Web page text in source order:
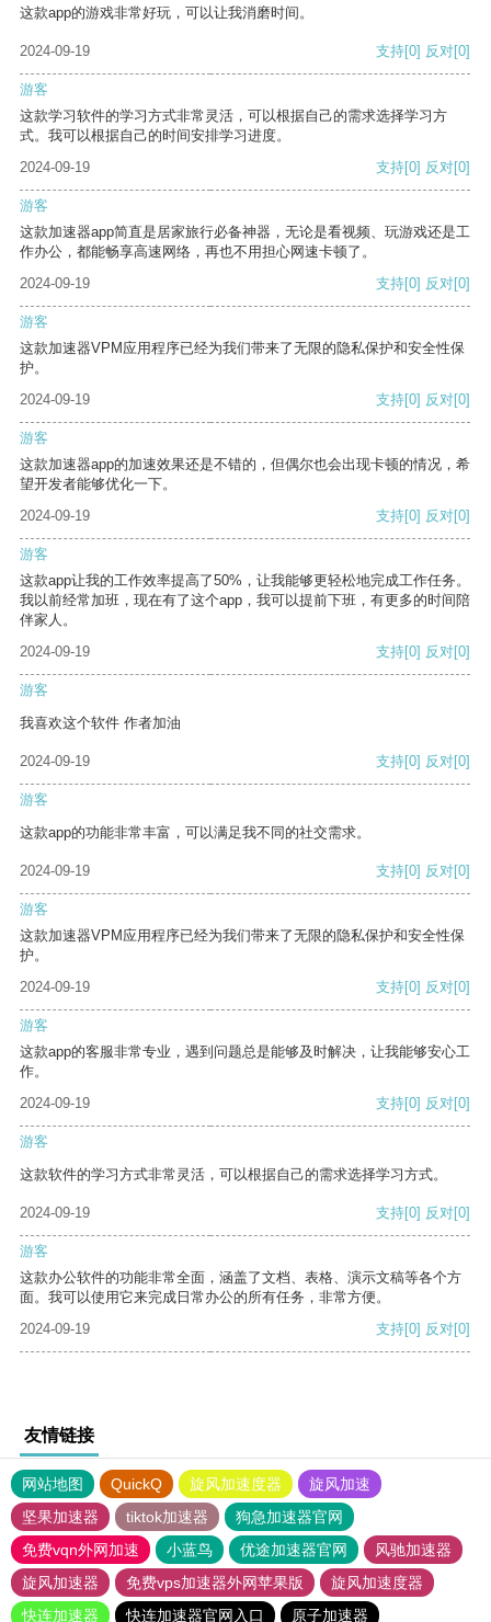
这款app的游戏非常好玩，可以让我消磨时间。
2024-09-19 支持[0] 反对[0]
游客
这款学习软件的学习方式非常灵活，可以根据自己的需求选择学习方
式。我可以根据自己的时间安排学习进度。
2024-09-19
支持[0] 反对[0]
游客
这款加速器app简直是居家旅行必备神器，无论是看视频、玩游戏还是工
作办公，都能畅享高速网络，再也不用担心网速卡顿了。
2024-09-19
支持[0] 反对[0]
游客
这款加速器VPM应用程序已经为我们带来了无限的隐私保护和安全性保
护。
2024-09-19
支持[0] 反对[0]
游客
这款加速器app的加速效果还是不错的，但偶尔也会出现卡顿的情况，希
望开发者能够优化一下。
2024-09-19
支持[0] 反对[0]
游客
这款app让我的工作效率提高了50%，让我能够更轻松地完成工作任务。
我以前经常加班，现在有了这个app，我可以提前下班，有更多的时间陪
伴家人。
2024-09-19
支持[0] 反对[0]
游客
我喜欢这个软件 作者加油
2024-09-19 支持[0] 反对[0]
游客
这款app的功能非常丰富，可以满足我不同的社交需求。
2024-09-19 支持[0] 反对[0]
游客
这款加速器VPM应用程序已经为我们带来了无限的隐私保护和安全性保
护。
2024-09-19
支持[0] 反对[0]
游客
这款app的客服非常专业，遇到问题总是能够及时解决，让我能够安心工
作。
2024-09-19
支持[0] 反对[0]
游客
这款软件的学习方式非常灵活，可以根据自己的需求选择学习方式。
2024-09-19 支持[0] 反对[0]
游客
这款办公软件的功能非常全面，涵盖了文档、表格、演示文稿等各个方
面。我可以使用它来完成日常办公的所有任务，非常方便。
2024-09-19
支持[0] 反对[0]
友情链接
网站地图 QuickQ 旋风加速度器
旋风加速
坚果加速器
tiktok加速器
狗急加速器官网
免费vqn外网加速
小蓝鸟 优途加速器官网
风驰加速器
旋风加速器
免费vps加速器外网苹果版
旋风加速度器
快连加速器
快连加速器官网入口 原子加速器